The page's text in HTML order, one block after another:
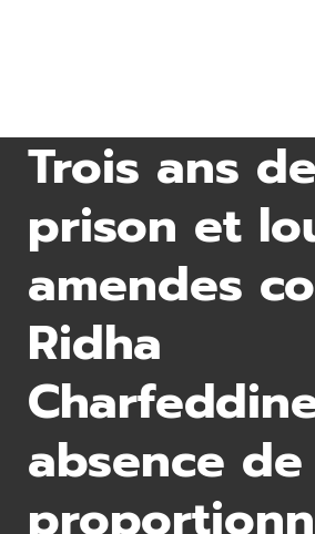
Trois ans de
prison et
amendes
Ridha
absence de